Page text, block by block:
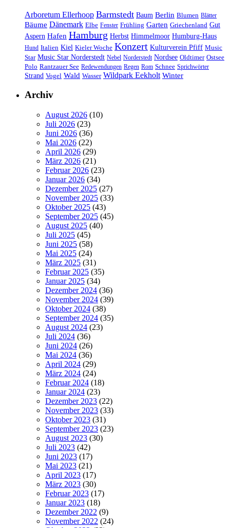
Arboretum Ellerhoop Barmstedt Baum Berlin Blumen Blätter
Bäume Dänemark Elbe Fenster Frühling Garten Griechenland Gut
Aspern Hafen Hamburg Herbst Himmelmoor Humburg-Haus
Hund Italien Kiel Kieler Woche Konzert Kulturverein Pfiff Music
Star Music Star Norderstedt Nebel Norderstedt Nordsee Oldtimer Ostsee
Polo Rantzauer See Redewendungen Regen Rom Schnee Sprichwörter
Strand Vogel Wald Wasser Wildpark Eekholt Winter
Archiv
August 2026 (10)
Juli 2026 (23)
Juni 2026 (36)
Mai 2026 (22)
April 2026 (29)
März 2026 (21)
Februar 2026 (23)
Januar 2026 (34)
Dezember 2025 (27)
November 2025 (33)
Oktober 2025 (43)
September 2025 (45)
August 2025 (40)
Juli 2025 (45)
Juni 2025 (58)
Mai 2025 (24)
März 2025 (31)
Februar 2025 (35)
Januar 2025 (34)
Dezember 2024 (36)
November 2024 (39)
Oktober 2024 (38)
September 2024 (35)
August 2024 (23)
Juli 2024 (36)
Juni 2024 (26)
Mai 2024 (36)
April 2024 (29)
März 2024 (24)
Februar 2024 (18)
Januar 2024 (23)
Dezember 2023 (22)
November 2023 (33)
Oktober 2023 (31)
September 2023 (23)
August 2023 (30)
Juli 2023 (42)
Juni 2023 (17)
Mai 2023 (21)
April 2023 (17)
März 2023 (30)
Februar 2023 (17)
Januar 2023 (18)
Dezember 2022 (9)
November 2022 (24)